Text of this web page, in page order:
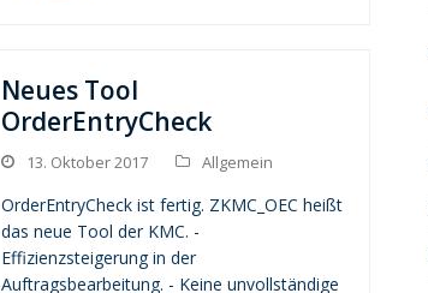
Neues Tool
OrderEntryCheck
13. Oktober 2017 Allgemein
OrderEntryCheck ist fertig. ZKMC_OEC heißt
das neue Tool der KMC. -
Effizienzsteigerung in der
Auftragsbearbeitung. - Keine unvollständige